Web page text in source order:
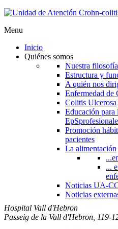
Menu
Inicio
Quiénes somos
Nuestra filosofía
Estructura y
A quién nos
Enfermedad de
Colitis Ulcerosa
Educación para
EpS
Promoción
pacientes
La alimentación
...
Noticias UA-
Noticias
Hospital Vall d'Hebron
Passeig de la Vall d'Hebron, 119-